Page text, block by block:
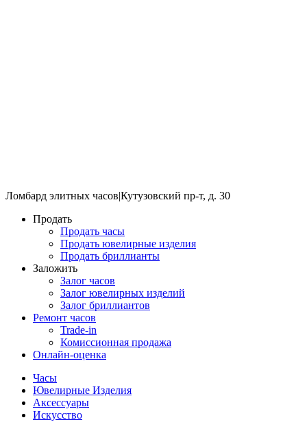
Ломбард элитных часов|Кутузовский пр-т, д. 30
Продать
Продать часы
Продать ювелирные изделия
Продать бриллианты
Заложить
Залог часов
Залог ювелирных изделий
Залог бриллиантов
Ремонт часов
Trade-in
Комиссионная продажа
Онлайн-оценка
Часы
Ювелирные Изделия
Аксессуары
Искусство